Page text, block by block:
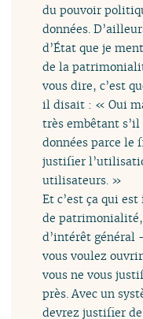
du pouvoir
données.
d’État que je
de la
vous dire, c’est
il disait : « Oui
très embêtant
données parce le
justifier
utilisateurs. »
Et c’est ça qui
de patrimonialité,
d’intérêt
vous voulez
vous ne vous
près. Avec un
devrez justifier